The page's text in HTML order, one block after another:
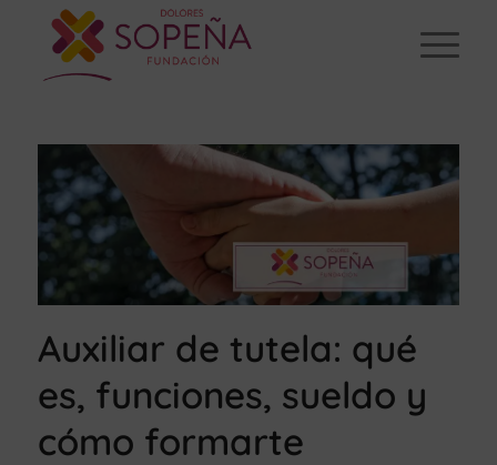
Auxiliar de tutela: qué
es, funciones, sueldo y
cómo formarte